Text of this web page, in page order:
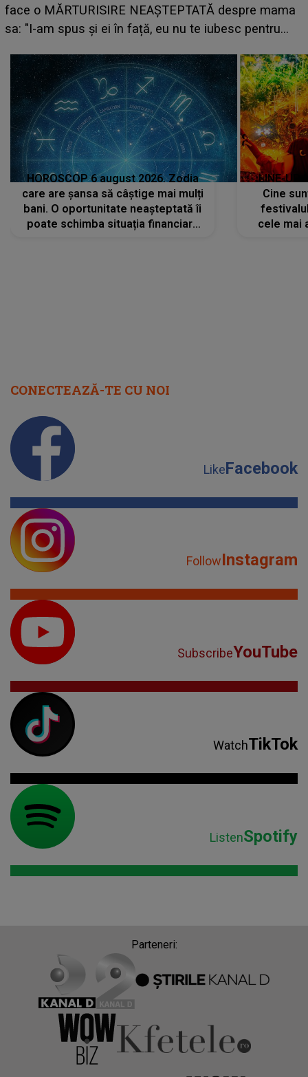
HOROSCOP 6 august 2026. Zodia
care are șansa să câștige mai mulți
bani. O oportunitate neașteptată îi
poate schimba situația financiară
la început de lună
LINE-UP
Cine
cele mai
Despre Radio Impuls
Frecvențe Radio Impuls